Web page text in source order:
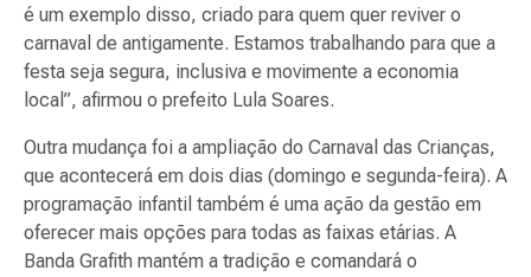
é um exemplo disso, criado para quem quer reviver o
carnaval de antigamente. Estamos trabalhando para que a
festa seja segura, inclusiva e movimente a economia
local”, afirmou o prefeito Lula Soares.
Outra mudança foi a ampliação do Carnaval das Crianças,
que acontecerá em dois dias (domingo e segunda-feira). A
programação infantil também é uma ação da gestão em
oferecer mais opções para todas as faixas etárias. A
Banda Grafith mantém a tradição e comandará o